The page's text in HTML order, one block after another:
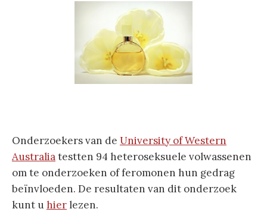
Onderzoekers van de University of Western
Australiatestten 94 heteroseksuele volwassenen
om te onderzoeken of feromonen hun gedrag
beïnvloeden. De resultaten van dit onderzoek
kunt uhierlezen.